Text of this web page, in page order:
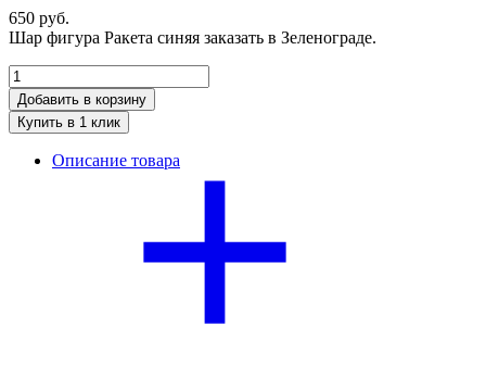
650 руб.
Шар фигура Ракета синяя заказать в Зеленограде.
Добавить в корзину
Купить в 1 клик
Описание товара